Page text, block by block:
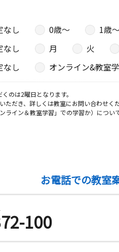
なし 0歳〜 1歳〜
なし 月 火
なし オンライン&教室
のは2曜日となります。
だき、詳しくは教室にお問い合わせく
イン＆教室学習」での学習か）につい
お電話での教室
100